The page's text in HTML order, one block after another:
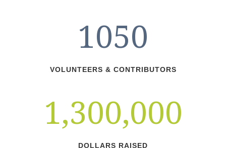
1050
VOLUNTEERS & CONTRIBUTORS
1,300,000
DOLLARS RAISED